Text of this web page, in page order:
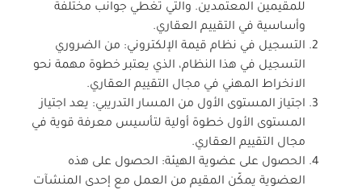
للمقيمين المعتمدين. والتي تغطي جوانب مختلفة
وأساسية في التقييم العقاري.
التسجيل في نظام قيمة الإلكتروني: من الضروري
التسجيل في هذا النظام، الذي يعتبر خطوة مهمة نحو
الانخراط المهني في مجال التقييم العقاري.
اجتياز المستوى الأول من المسار التدريبي: يعد اجتياز
المستوى الأول خطوة أولية لتأسيس معرفة قوية في
مجال التقييم العقاري.
الحصول على عضوية الهيئة: الحصول على هذه
العضوية يمكّن المقيم من العمل مع إحدى المنشآت